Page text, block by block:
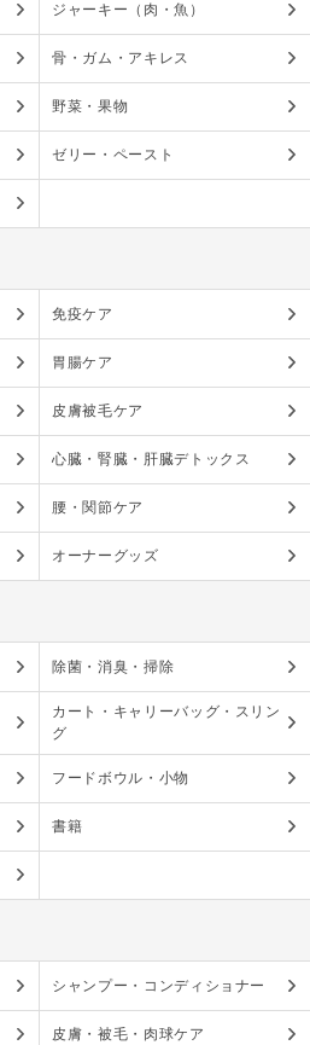
ジャーキー（肉・魚）
骨・ガム・アキレス
野菜・果物
ゼリー・ペースト
免疫ケア
胃腸ケア
皮膚被毛ケア
心臓・腎臓・肝臓デトックス
腰・関節ケア
オーナーグッズ
除菌・消臭・掃除
カート・キャリーバッグ・スリン
グ
フードボウル・小物
書籍
シャンプー・コンディショナー
皮膚・被毛・肉球ケア